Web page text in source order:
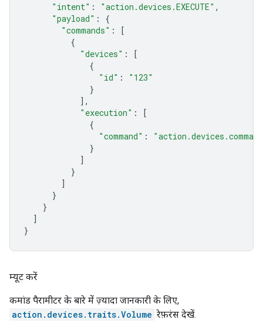
"intent" : "action.devices.EXECUTE" ,
"payload" :
{
"commands" :
[
{
"devices" :
[
{
"id" :
"123"
}
],
"execution" :
[
{
"command" :
}
]
}
]
}
}
]
}
म्यूट करें
कमांड पैरामीटर के बारे में ज़्यादा जानकारी के लिए,
action.devices.traits.Volume रेफ़रंस देखें.